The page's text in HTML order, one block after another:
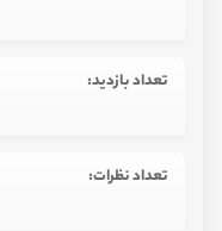
تعداد بازدید:
تعداد نظرات: